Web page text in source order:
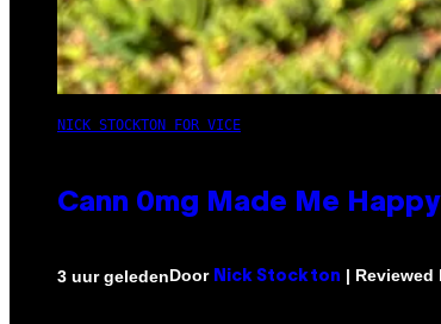
NICK STOCKTON FOR VICE
Cann 0mg Made Me
3 uur geledenDoor Nick Stockton | Reviewed